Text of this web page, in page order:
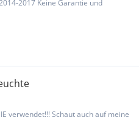
2017 Keine Garantie und
verwendet!!! Schaut auch auf meine